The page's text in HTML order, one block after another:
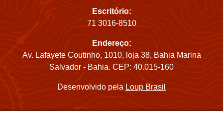
Escritório:
71 3016-8510
Endereço:
Av. Lafayete Coutinho, 1010, loja 38, Bahia Marina
Salvador - Bahia. CEP: 40.015-160
Desenvolvido pela Loup Brasil